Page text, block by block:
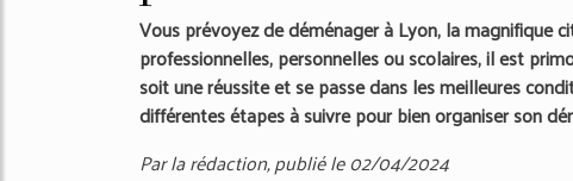
Vous prévoyez de déménager à Lyon, la magnifique
professionnelles, personnelles ou scolaires, il est
soit une réussite et se passe dans les meilleures
différentes étapes à suivre pour bien organiser son
Par la rédaction, publié le 02/04/2024